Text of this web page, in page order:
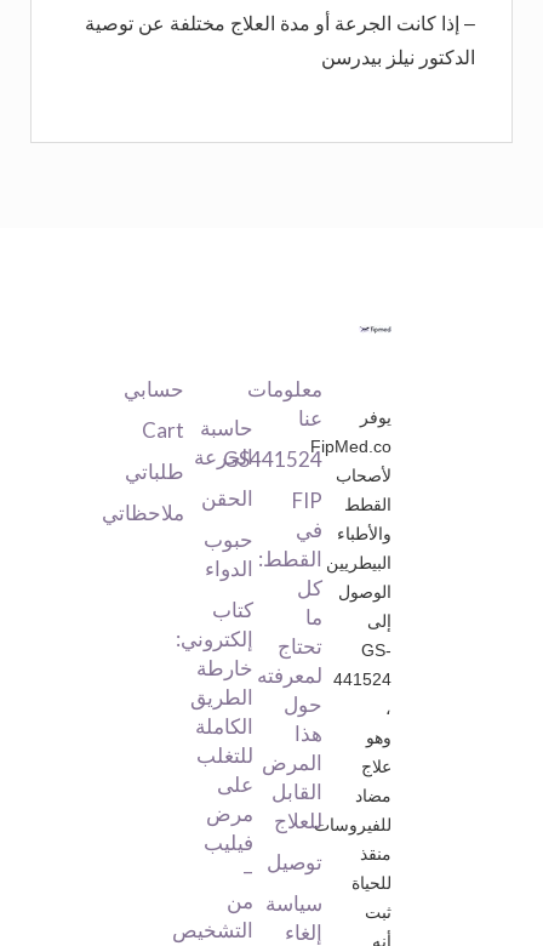
– إذا كانت الجرعة أو مدة العلاج مختلفة عن توصية
الدكتور نيلز بيدرسن
يوفر
FipMed.co
لأصحاب
القطط
والأطباء
البيطريين
الوصول
إلى
GS-
441524
،
وهو
علاج
مضاد
للفيروسات
منقذ
للحياة
ثبت
أنه
معلومات
عنا
GS441524
FIP
في
القطط:
كل
ما
تحتاج
لمعرفته
حول
هذا
المرض
القابل
للعلاج
توصيل
سياسة
إلغاء
حاسبة
الجرعة
الحقن
حبوب
الدواء
كتاب
إلكتروني:
خارطة
الطريق
الكاملة
للتغلب
على
مرض
فيليب
–
من
التشخيص
حسابي
Cart
طلباتي
ملاحظاتي